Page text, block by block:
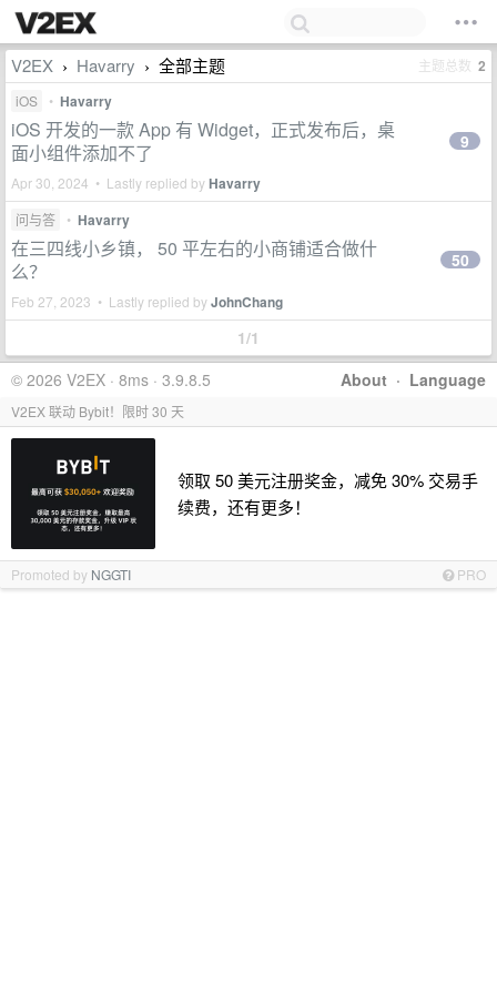
V2EX › Havarry › 全部主题 主题总数 2
iOS • Havarry
iOS 开发的一款 App 有 Widget，正式发布后，桌
面小组件添加不了
Apr 30, 2024 • Lastly replied byHavarry
9
问与答 • Havarry
在三四线小乡镇， 50 平左右的小商铺适合做什
么？
Feb 27, 2023 • Lastly replied byJohnChang
50
1/1
About · Language
© 2026 V2EX · 8ms · 3.9.8.5
V2EX 联动 Bybit！限时 30 天
领取 50 美元注册奖金，减免 30% 交易手
续费，还有更多！
Promoted by NGGTI PRO